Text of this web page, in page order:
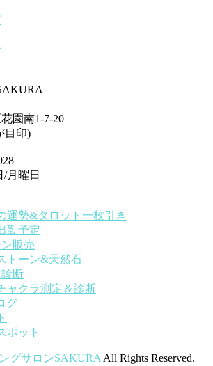
園南1-7-20
目印)
月曜日
運勢&タロット一枚引き
勤予定
販売
トーン&天然石
断
ャクラ測定＆診断
グ
ポット
グサロンSAKURA All Rights Reserved.